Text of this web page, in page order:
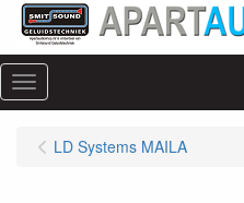
Menu
LD Systems MAILA